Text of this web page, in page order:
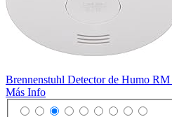
Brennenstuhl Detector de Humo
Más Info